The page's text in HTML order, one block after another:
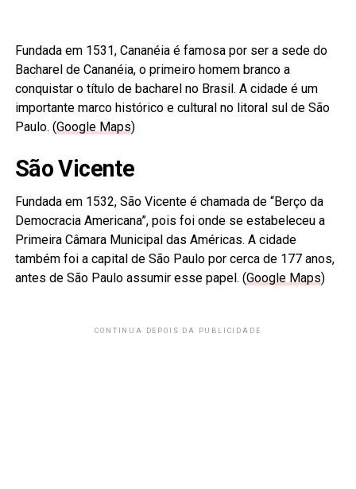
Fundada em 1531, Cananéia é famosa por ser a sede do
Bacharel de Cananéia, o primeiro homem branco a
conquistar o título de bacharel no Brasil. A cidade é um
importante marco histórico e cultural no litoral sul de São
Paulo. (Google Maps)
São Vicente
Fundada em 1532, São Vicente é chamada de “Berço da
Democracia Americana”, pois foi onde se estabeleceu a
Primeira Câmara Municipal das Américas. A cidade
também foi a capital de São Paulo por cerca de 177 anos,
antes de São Paulo assumir esse papel. (Google Maps)
CONTINUA DEPOIS DA PUBLICIDADE